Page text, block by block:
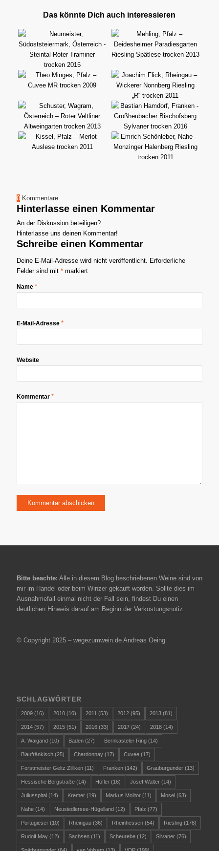
Das könnte Dich auch interessieren
0 Kommentare
Hinterlasse einen Kommentar
An der Diskussion beteiligen?
Hinterlasse uns deinen Kommentar!
Schreibe einen Kommentar
Deine E-Mail-Adresse wird nicht veröffentlicht.
Erforderliche
Felder sind mit *markiert
Name *
E-Mail-Adresse *
Website
Kommentar *
Bitte beachte: Alle in diesem Blog beschriebenen Weine sind von
mir im Handel oder beim Winzer gekauft worden. Sollte dies im
Ausnahmefall einmal nicht der Fall sein, findest Du einen
deutlichen Hinweis darauf am Beginn der Verkostungsnotiz.
© Copyright 2025 – wegezumwein.de Andreas Oeing
SCHLAGWÖRTER
2009(16) 2010(10) 2011 (53) 2012(95) 2013(81)
2014(57) 2015(51) 2016(33) 2017(24) 2018(14)
A. Waigand (10) Baden(27) Bernkasteler Ring(14)
Blaufränkisch(25) Chardonnay(17) Cuvee(17)
Forstmeister Geltz Zilliken(11) Franken(142) Grauburgunder(13)
Hessische Bergstraße(14) Höfler(16) Josef Walter(14)
Juliusspital (14) Kremer(19) Markus Molitor(11) Mosel (63)
Nahe(14) Neusiedlersee-Hügelland (12) Pfalz (77)
Portugieser(10) Rheingau(36) Rheinhessen(54) Riesling(178)
Rudolf May(12) Sachsen(11) Scheurebe(12) Silvaner(76)